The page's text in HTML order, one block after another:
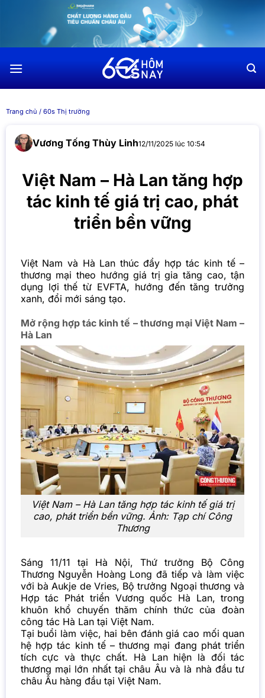
dung
Trang chủ / 60s Thị trường
Vương Tống Thùy Linh12/11/2025 lúc 10:54
Việt Nam – Hà Lan tăng hợp
tác kinh tế giá trị cao, phát
triển bền vững
Việt Nam và Hà Lan thúc đẩy hợp tác kinh tế –
thương mại theo hướng giá trị gia tăng cao, tận
dụng lợi thế từ EVFTA, hướng đến tăng trưởng
xanh, đổi mới sáng tạo.
Mở rộng hợp tác kinh tế – thương mại Việt Nam –
Hà Lan
Việt Nam – Hà Lan tăng hợp tác kinh tế giá trị
cao, phát triển bền vững. Ảnh: Tạp chí Công
Thương
Sáng 11/11 tại Hà Nội, Thứ trưởng Bộ Công
Thương Nguyễn Hoàng Long đã tiếp và làm việc
với bà Aukje de Vries, Bộ trưởng Ngoại thương và
Hợp tác Phát triển Vương quốc Hà Lan, trong
khuôn khổ chuyến thăm chính thức của đoàn
công tác Hà Lan tại Việt Nam.
Tại buổi làm việc, hai bên đánh giá cao mối quan
hệ hợp tác kinh tế – thương mại đang phát triển
tích cực và thực chất. Hà Lan hiện là đối tác
thương mại lớn nhất tại châu Âu và là nhà đầu tư
châu Âu hàng đầu tại Việt Nam.